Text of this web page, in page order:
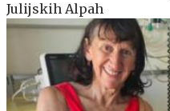
Julijskih Alpah